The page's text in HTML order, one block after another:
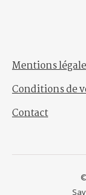
Mentions
Conditions de
Contact